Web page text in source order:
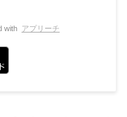
with アプリーチ